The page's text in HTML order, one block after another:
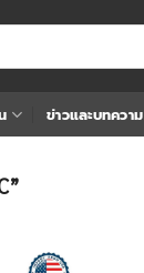
ข่าวและบทความ